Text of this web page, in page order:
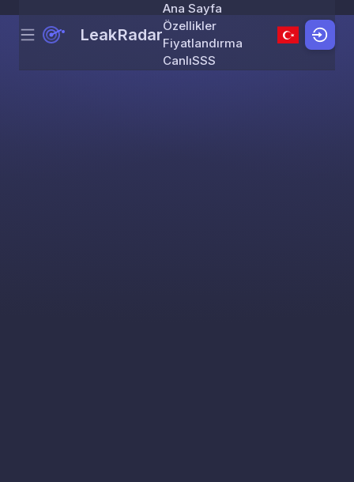
Skip to content
Menu LeakRadar
Ana Sayfa
Özellikler
Fiyatlandırma
CanlıSSS